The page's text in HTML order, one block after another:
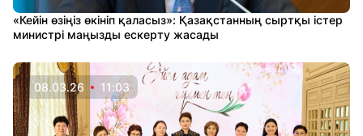
«Кейін өзіңіз өкініп қаласыз»: Қазақстанның сыртқы істер
министрі маңызды ескерту жасады
08.03.26 11:03